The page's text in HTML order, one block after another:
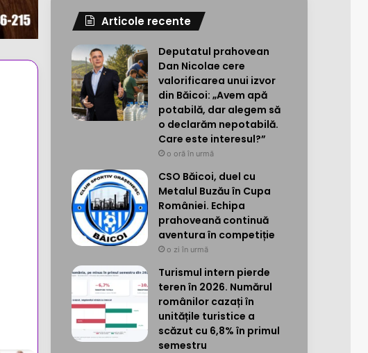
Articole recente
Deputatul prahovean
Dan Nicolae cere
valorificarea unui izvor
din Băicoi: „Avem apă
potabilă, dar alegem să
o declarăm nepotabilă.
Care este interesul?”
o oră în urmă
CSO Băicoi, duel cu
Metalul Buzău în Cupa
României. Echipa
prahoveană continuă
aventura în competiție
o zi în urmă
Turismul intern pierde
teren în 2026. Numărul
românilor cazați în
unitățile turistice a
scăzut cu 6,8% în primul
semestru